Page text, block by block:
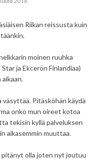
Riikan reissusta kuin
moinen ruuhka
ja Ekcerön Finlandiaa)
väsyttää. Pitäsköhän käydä
onko mun oireet kotoa
tekisin kyllä palveluksen
aikasemmin muuttaa.
olla joten nyt joutuu